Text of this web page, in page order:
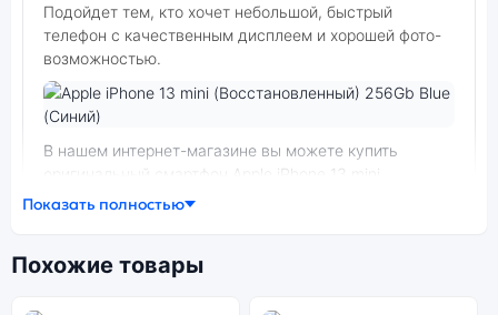
Подойдет тем, кто хочет небольшой, быстрый
телефон с качественным дисплеем и хорошей фото-
возможностью.
В нашем интернет-магазине вы можете купить
оригинальный смартфон Apple iPhone 13 mini
(Восстановленный) 256Gb Blue (Синий) по выгодной
модификации.
Показать полностью
Похожие товары